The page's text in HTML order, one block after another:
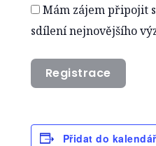
Mám zájem připojit
sdílení nejnovějšího
Registrace
Přidat do